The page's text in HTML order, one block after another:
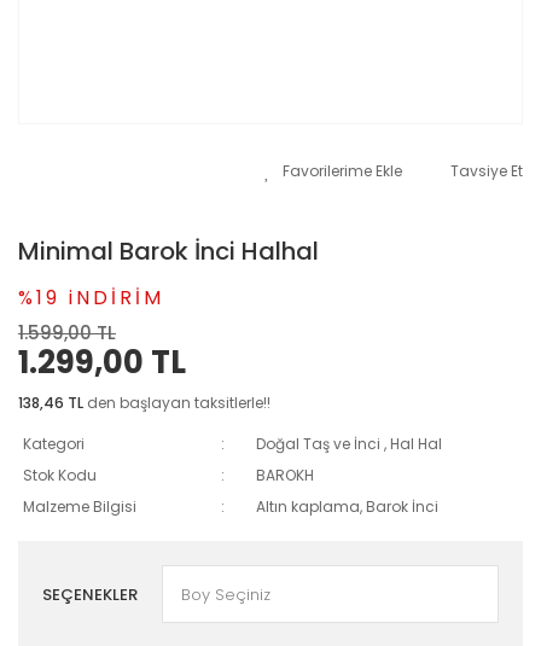
Tavsiye Et
Minimal Barok İnci Halhal
%19 iNDİRİM
1.599,00 TL
1.299,00 TL
138,46 TL den başlayan taksitlerle!!
Kategori
Doğal Taş ve İnci , Hal Hal
Stok Kodu
BAROKH
Malzeme Bilgisi
Altın kaplama, Barok İnci
SEÇENEKLER